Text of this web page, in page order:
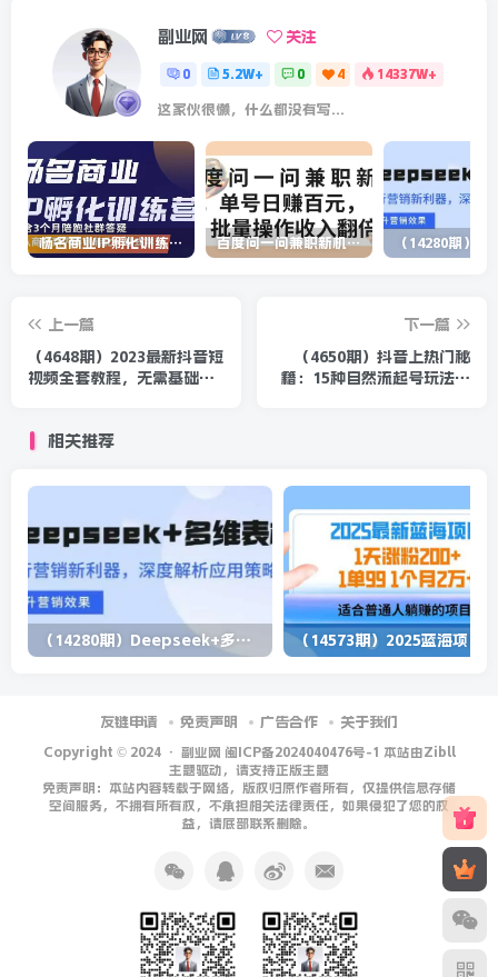
副业网 关注
0 5.2W+ 0 4 14337W+
这家伙很懒，什么都没有写...
杨名商业IP孵化训练营，从商业到内容到转化一站式学 价值5980元 百度问一问兼职新机遇，单号日赚百元，批量操作收入翻倍
上一篇
（4648期）2023最新抖音短
视频全套教程，无需基础，
下一篇
（4650期）抖音上热门秘
籍：15种自然流起号玩法，
相关推荐
（14280期）Deepseek+多维表格，银行营销新利器，深度解析应用策略，提升营销效果
友链申请 免责声明 广告合作 关于我们
Copyright © 2024 · 副业网 闽ICP备2024040476号-1 本站由Zibll
主题驱动，请支持正版主题
免责声明：本站内容转载于网络，版权归原作者所有，仅提供信息存储
空间服务，不拥有所有权，不承担相关法律责任，如果侵犯了您的权
益，请底部联系删除。